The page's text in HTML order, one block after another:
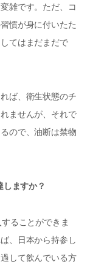
雑です。ただ、コ
慣が身に付いたた
てはまだまだで
ば、衛生状態のチ
ませんが、それで
ので、油断は禁物
ますか？
ることができま
、日本から持参し
して飲んでいる方